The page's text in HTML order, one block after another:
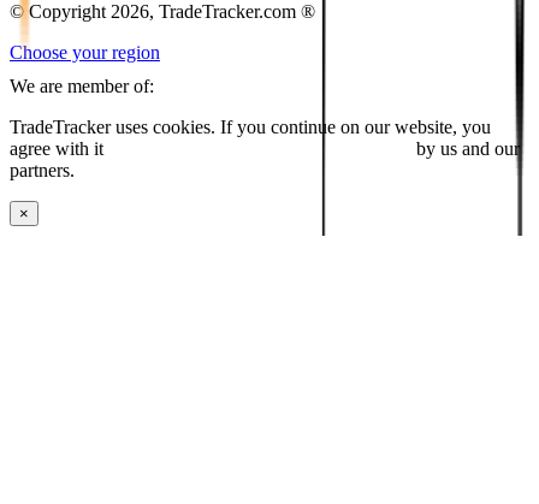
© Copyright 2026, TradeTracker.com ®
Choose your region
We are member of:
TradeTracker uses cookies. If you continue on our website, you
agree with it
by us and our
partners.
×